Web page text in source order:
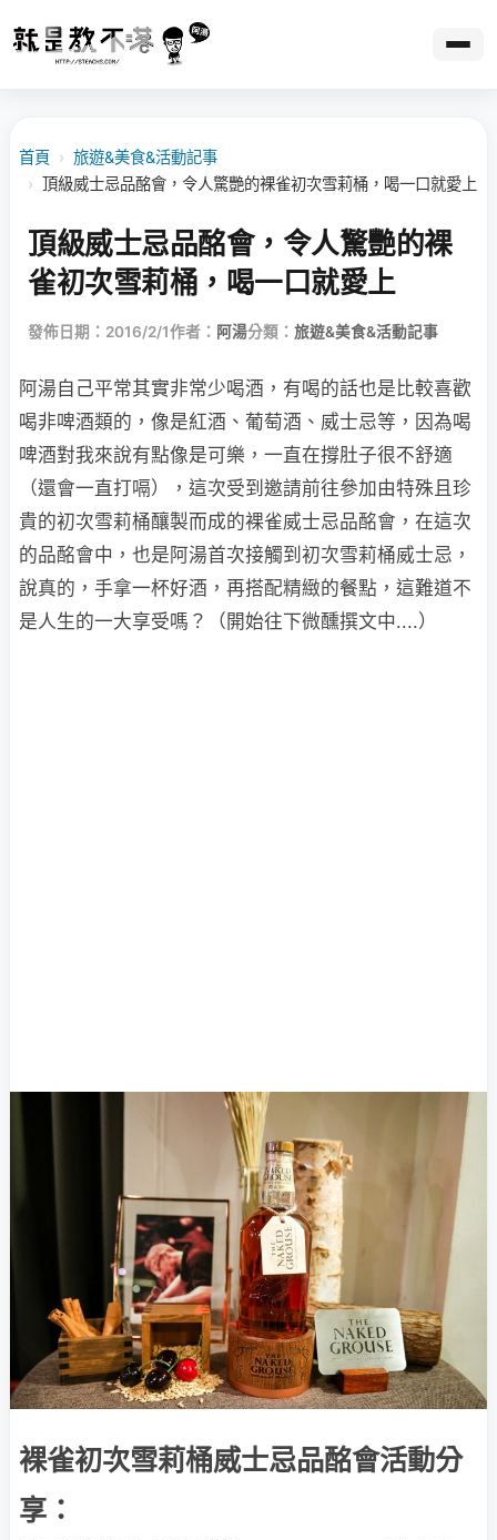
首頁 › 旅遊&美食&活動記事
› 頂級威士忌品酩會，令人驚艷的裸雀初次雪莉桶，喝一口就愛上
頂級威士忌品酩會，令人驚艷的裸
雀初次雪莉桶，喝一口就愛上
發佈日期：2016/2/1作者： 阿湯分類： 旅遊&美食&活動記事
阿湯自己平常其實非常少喝酒，有喝的話也是比較喜歡
喝非啤酒類的，像是紅酒、葡萄酒、威士忌等，因為喝
啤酒對我來說有點像是可樂，一直在撐肚子很不舒適
（還會一直打嗝），這次受到邀請前往參加由特殊且珍
貴的初次雪莉桶釀製而成的裸雀威士忌品酩會，在這次
的品酩會中，也是阿湯首次接觸到初次雪莉桶威士忌，
說真的，手拿一杯好酒，再搭配精緻的餐點，這難道不
是人生的一大享受嗎？（開始往下微醺撰文中....）
裸雀初次雪莉桶威士忌品酩會活動分
享：